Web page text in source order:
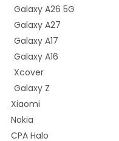
Galaxy A26 5G
Galaxy A27
Galaxy A17
Galaxy A16
Xcover
Galaxy Z
Xiaomi
Nokia
CPA Halo